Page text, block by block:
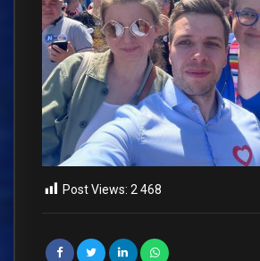
Post Views: 2 468